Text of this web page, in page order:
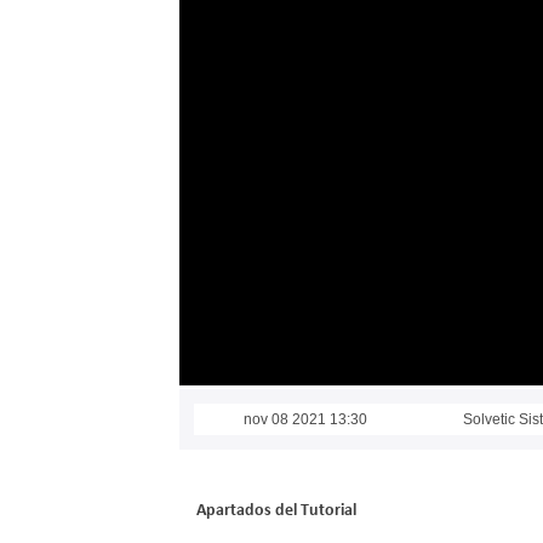
nov 08 2021 13:30 Solvetic
Apartados del Tutorial